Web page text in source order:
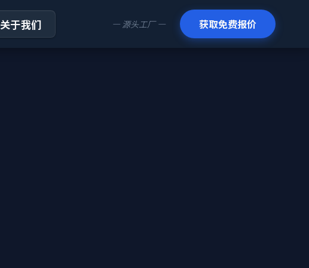
关于我们 — 源头工厂 — 获取免费报价